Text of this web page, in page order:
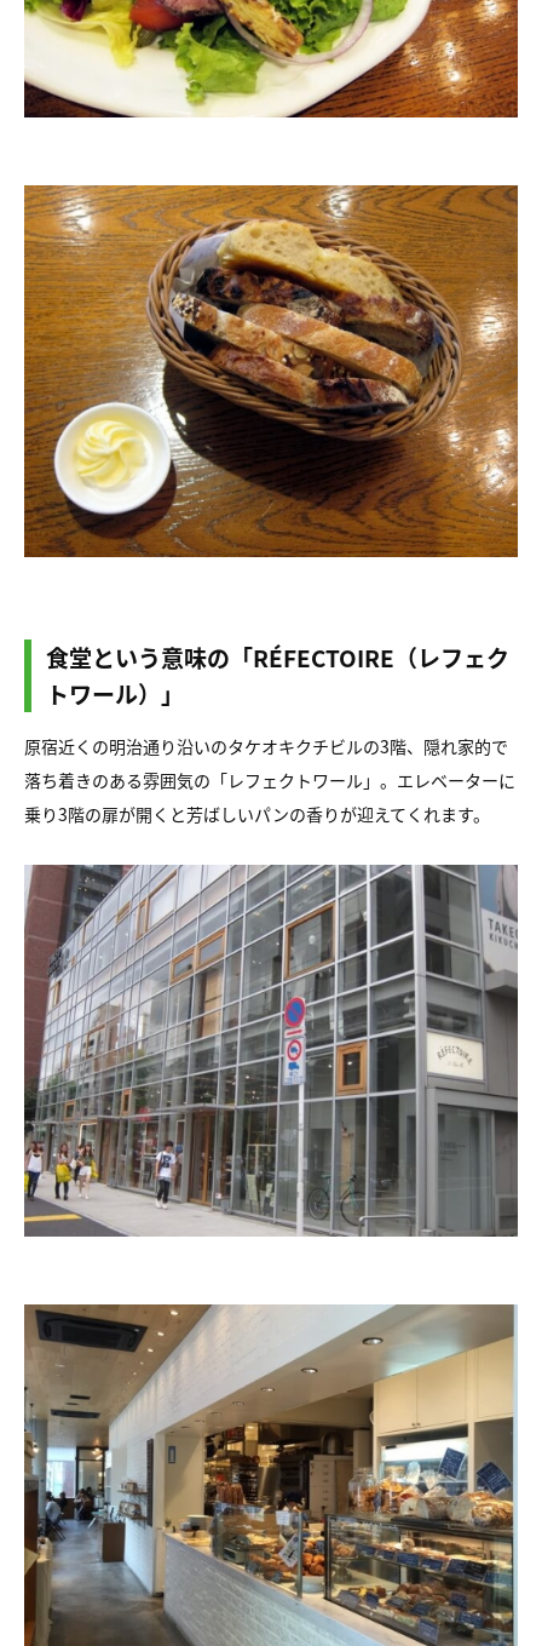
食堂という意味の「RÉFECTOIRE（レフェク
トワール）」
原宿近くの明治通り沿いのタケオキクチビルの3階、隠れ家的で
落ち着きのある雰囲気の「レフェクトワール」。エレベーターに
乗り3階の扉が開くと芳ばしいパンの香りが迎えてくれます。